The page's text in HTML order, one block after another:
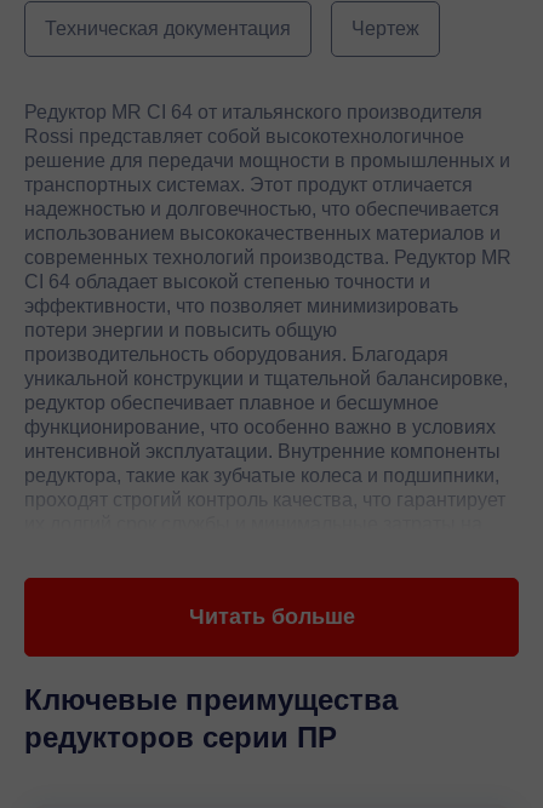
Техническая документация Чертеж
Редуктор MR CI 64 от итальянского производителя
Rossi представляет собой высокотехнологичное
решение для передачи мощности в промышленных и
транспортных системах. Этот продукт отличается
надежностью и долговечностью, что обеспечивается
использованием высококачественных материалов и
современных технологий производства. Редуктор MR
CI 64 обладает высокой степенью точности и
эффективности, что позволяет минимизировать
потери энергии и повысить общую
производительность оборудования. Благодаря
уникальной конструкции и тщательной балансировке,
редуктор обеспечивает плавное и бесшумное
функционирование, что особенно важно в условиях
интенсивной эксплуатации. Внутренние компоненты
редуктора, такие как зубчатые колеса и подшипники,
проходят строгий контроль качества, что гарантирует
применения в различных отраслях промышленности,
конструкция позволяет легко адаптировать редуктор
под специфические требования клиента, что делает
его универсальным решением для самых разных
Читать больше
Ключевые преимущества
редукторов серии ПР